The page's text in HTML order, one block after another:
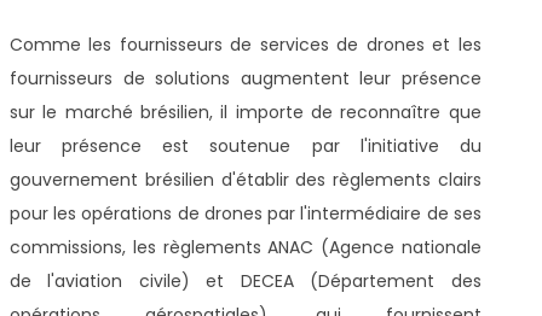
Comme les fournisseurs de services de drones et les
fournisseurs de solutions augmentent leur présence
sur le marché brésilien, il importe de reconnaître que
leur présence est soutenue par l'initiative du
gouvernement brésilien d'établir des règlements clairs
pour les opérations de drones par l'intermédiaire de ses
commissions, les règlements ANAC (Agence nationale
de l'aviation civile) et DECEA (Département des